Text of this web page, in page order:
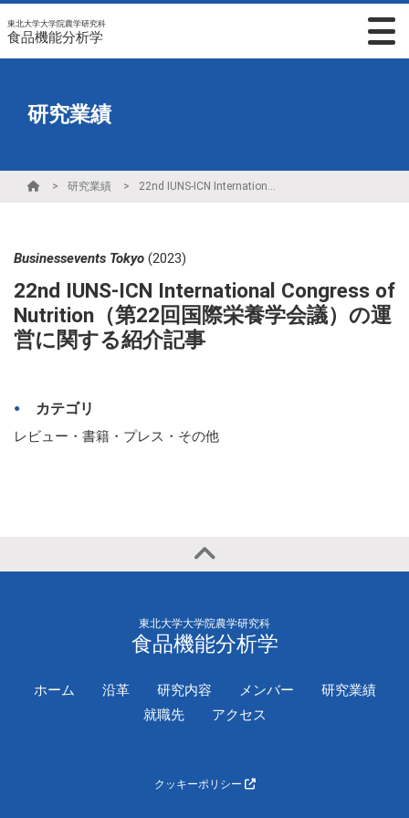
東北大学大学院農学研究科
食品機能分析学
研究業績
研究業績 22nd IUNS-ICN International Congress of Nutrition（第22回国際栄養学会議）の運営に関する紹介記事
Businessevents Tokyo (2023)
22nd IUNS-ICN International Congress of
Nutrition（第22回国際栄養学会議）の運
営に関する紹介記事
カテゴリ
レビュー・書籍・プレス・その他
東北大学大学院農学研究科
食品機能分析学
ホーム 沿革 研究内容 メンバー
研究業績
就職先
アクセス
クッキーポリシー